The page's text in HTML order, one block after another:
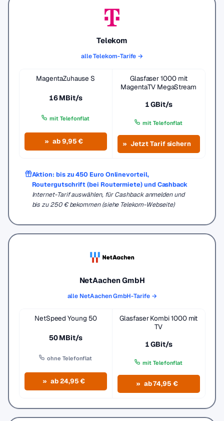
Telekom
alle Telekom-Tarife →
MagentaZuhause S
16 MBit/s
mit Telefonflat
ab 9,95 €
Glasfaser 1000 mit
MagentaTV MegaStream
1 GBit/s
mit Telefonflat
Jetzt Tarif sichern
Aktion: bis zu 450 Euro Onlinevorteil,
Routergutschrift (bei Routermiete) und Cashback
Internet-Tarif auswählen, für Cashback anmelden und
bis zu 250 € bekommen (siehe Telekom-Webseite)
NetAachen GmbH
alle NetAachen GmbH-Tarife →
NetSpeed Young 50
50 MBit/s
ohne Telefonflat
ab 24,95 €
Glasfaser Kombi 1000 mit
TV
1 GBit/s
mit Telefonflat
ab 74,95 €